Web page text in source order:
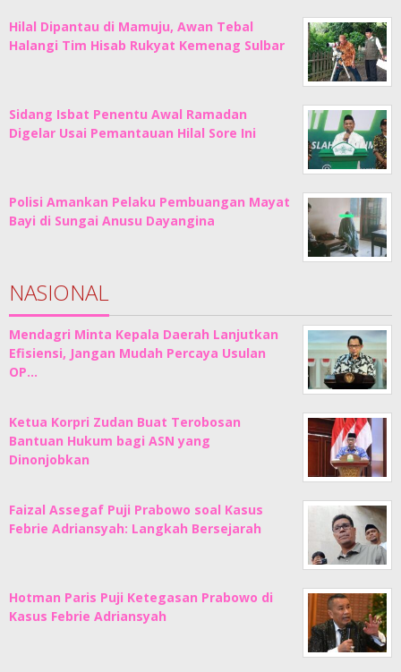
Hilal Dipantau di Mamuju, Awan Tebal
Halangi Tim Hisab Rukyat Kemenag Sulbar
Sidang Isbat Penentu Awal Ramadan
Digelar Usai Pemantauan Hilal Sore Ini
Polisi Amankan Pelaku Pembuangan Mayat
Bayi di Sungai Anusu Dayangina
NASIONAL
Mendagri Minta Kepala Daerah Lanjutkan
Efisiensi, Jangan Mudah Percaya Usulan
OP…
Ketua Korpri Zudan Buat Terobosan
Bantuan Hukum bagi ASN yang
Dinonjobkan
Faizal Assegaf Puji Prabowo soal Kasus
Febrie Adriansyah: Langkah Bersejarah
Hotman Paris Puji Ketegasan Prabowo di
Kasus Febrie Adriansyah